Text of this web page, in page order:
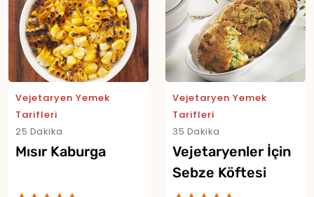
Vejetaryen Yemek
Tarifleri
25 Dakika
Mısır Kaburga
Vejetaryen Yemek
Tarifleri
35 Dakika
Vejetaryenler İçin
Sebze Köftesi